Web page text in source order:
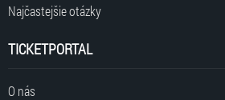
Najčastejšie otázky
TICKETPORTAL
O nás